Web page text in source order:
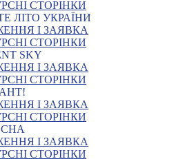
СТОРІНКИ
ЛІТО УКРАЇНИ
І ЗАЯВКА
СТОРІНКИ
SKY
І ЗАЯВКА
СТОРІНКИ
І ЗАЯВКА
СТОРІНКИ
І ЗАЯВКА
СТОРІНКИ